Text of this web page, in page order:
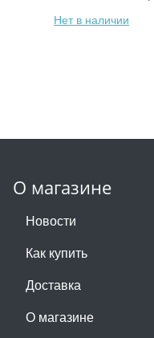
Нет в наличии
О магазине
Новости
Как купить
Доставка
О магазине